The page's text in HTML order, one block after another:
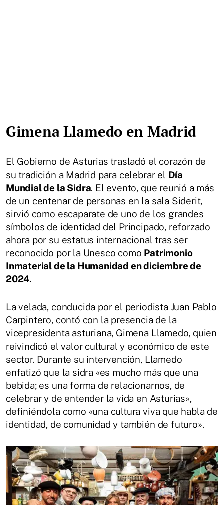
Gimena Llamedo en Madrid
El Gobierno de Asturias trasladó el corazón de
su tradición a Madrid para celebrar el Día
Mundial de la Sidra. El evento, que reunió a más
de un centenar de personas en la sala Siderit,
sirvió como escaparate de uno de los grandes
símbolos de identidad del Principado, reforzado
ahora por su estatus internacional tras ser
reconocido por la Unesco como Patrimonio
Inmaterial de la Humanidad en diciembre de
2024.
La velada, conducida por el periodista Juan Pablo
Carpintero, contó con la presencia de la
vicepresidenta asturiana, Gimena Llamedo, quien
reivindicó el valor cultural y económico de este
sector. Durante su intervención, Llamedo
enfatizó que la sidra «es mucho más que una
bebida; es una forma de relacionarnos, de
celebrar y de entender la vida en Asturias»,
definiéndola como «una cultura viva que habla de
identidad, de comunidad y también de futuro».